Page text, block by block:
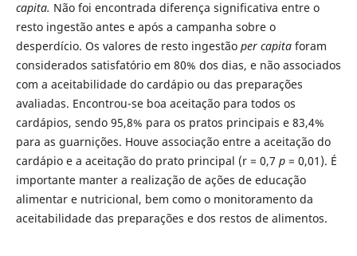
capita. Não foi encontrada diferença significativa entre o
resto ingestão antes e após a campanha sobre o
desperdício. Os valores de resto ingestão per capitaforam
considerados satisfatório em 80% dos dias, e não associados
com a aceitabilidade do cardápio ou das preparações
avaliadas. Encontrou-se boa aceitação para todos os
cardápios, sendo 95,8% para os pratos principais e 83,4%
para as guarnições. Houve associação entre a aceitação do
cardápio e a aceitação do prato principal (r = 0,7 p= 0,01). É
importante manter a realização de ações de educação
alimentar e nutricional, bem como o monitoramento da
aceitabilidade das preparações e dos restos de alimentos.